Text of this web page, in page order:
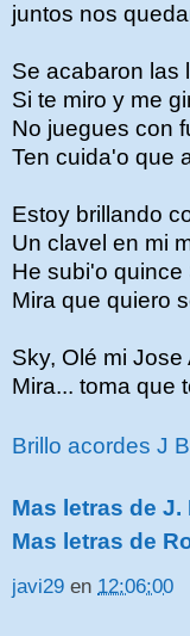
juntos nos
Se acabaron las
Si te miro y me
No juegues con
Ten cuida'o que
Estoy brillando
Un clavel en mi
He subi'o
Mira que quiero
Sky, Olé mi
Mira... toma que
Brillo acordes J
Mas letras de J.
Mas letras de
javi29 en 12:06:00